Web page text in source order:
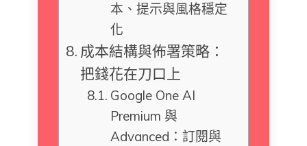
本、提示與風格穩定
化
成本結構與佈署策略：
把錢花在刀口上
Google One AI
Premium 與
Advanced：訂閱與